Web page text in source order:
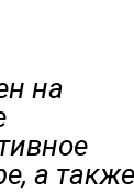
на
а также